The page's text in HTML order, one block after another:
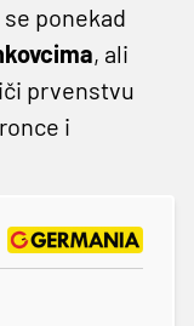
se ponekad
, ali
prvenstvu
i